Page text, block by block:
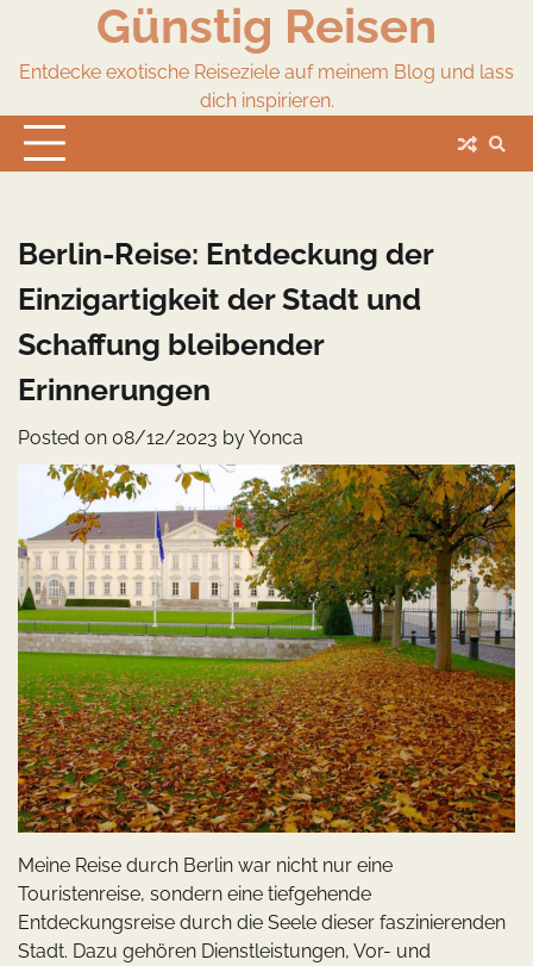
content
Günstig Reisen
Entdecke exotische Reiseziele auf meinem Blog und lass
dich inspirieren.
Berlin-Reise: Entdeckung der
Einzigartigkeit der Stadt und
Schaffung bleibender
Erinnerungen
Posted on 08/12/2023 byYonca
Meine Reise durch Berlin war nicht nur eine
Touristenreise, sondern eine tiefgehende
Entdeckungsreise durch die Seele dieser faszinierenden
Stadt. Dazu gehören Dienstleistungen, Vor- und